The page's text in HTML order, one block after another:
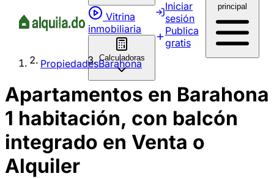
Vitrina
inmobiliaria
Calculadoras
Iniciar
sesión
Publica
gratis
principal
PropiedadesBarahona
Apartamentos en Barahona
1 habitación, con balcón
integrado en Venta o
Alquiler